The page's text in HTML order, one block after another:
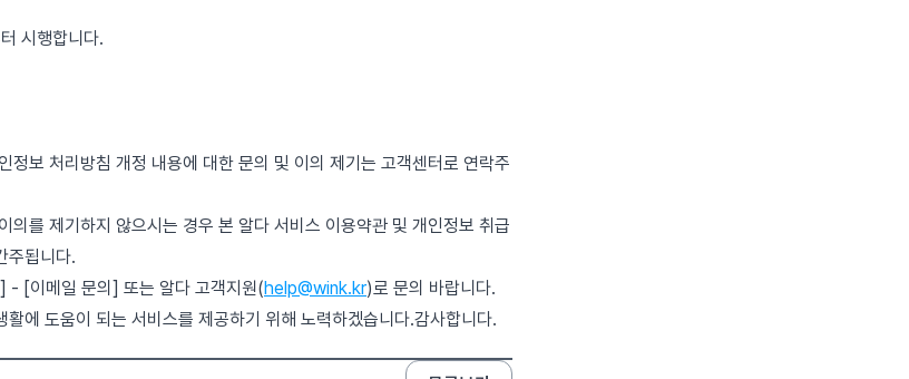
시행합니다.
정보 처리방침 개정 내용에 대한 문의 및 이의 제기는 고객센터로 연락주
의를 제기하지 않으시는 경우 본 알다 서비스 이용약관 및 개인정보 취급
주됩니다.
- [이메일 문의] 또는 알다 고객지원(help@wink.kr)로 문의 바랍니다.
활에 도움이 되는 서비스를 제공하기 위해 노력하겠습니다.감사합니다.